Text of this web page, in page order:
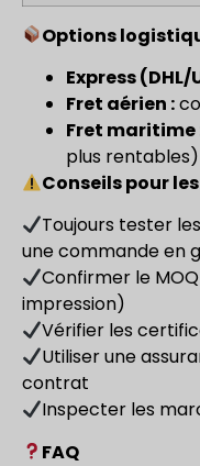
Options
Express (DHL/
Fret aérien :
Fret maritime
plus rentables)
Conseils pour
Toujours tester
une commande en
Confirmer le
impression)
Vérifier les
Utiliser une
contrat
Inspecter les
FAQ